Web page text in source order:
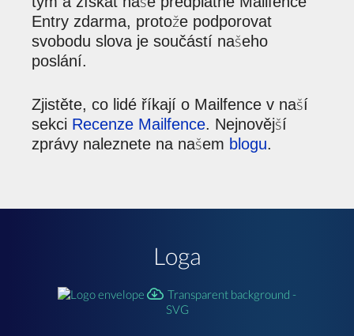
Entry zdarma, protože podporovat
svobodu slova je součástí našeho
poslání.
Zjistěte, co lidé říkají o Mailfence v naší
sekci Recenze Mailfence. Nejnovější
zprávy naleznete na našem blogu.
Loga
Transparent background -
SVG